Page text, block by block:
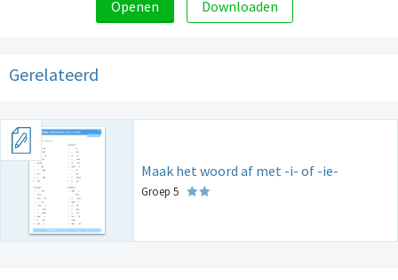
Openen Downloaden
Gerelateerd
Maak het woord af met -i- of -ie-
Groep 5